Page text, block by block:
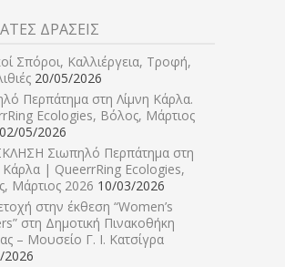
ΔΡΑΣΕΙΣ
Σπόροι, Καλλιέργεια, Τροφή,
20/05/2026
Περπάτημα στη Λίμνη Κάρλα.
Ecologies, Βόλος, Μάρτιος
02/05/2026
Σιωπηλό Περπάτημα στη
Κάρλα | QueerrRing Ecologies,
Μάρτιος 2026 10/03/2026
στην έκθεση “Women’s
στη Δημοτική Πινακοθήκη
– Μουσείο Γ. Ι. Κατσίγρα
2026